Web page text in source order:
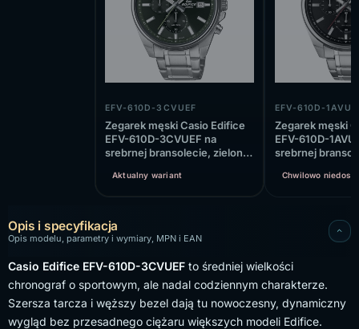
EFV-610D-3CVUEF
Zegarek męski Casio Edifice
EFV-610D-3CVUEF na
srebrnej bransolecie, zielona
Aktualny wariant
EFV-610D-
Zegarek męski
EFV-610D-
srebrnej
Chwilowo
Opis i specyfikacja
Opis modelu, parametry i wymiary, MPN i EAN
Casio Edifice EFV-610D-3CVUEF to średniej wielkości
chronograf o sportowym, ale nadal codziennym charakterze.
Szersza tarcza i węższy bezel dają tu nowoczesny, dynamiczny
wygląd bez przesadnego ciężaru większych modeli Edifice.